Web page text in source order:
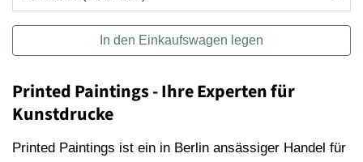
In den Einkaufswagen legen
Printed Paintings - Ihre Experten für
Kunstdrucke
Printed Paintings ist ein in Berlin ansässiger Handel für